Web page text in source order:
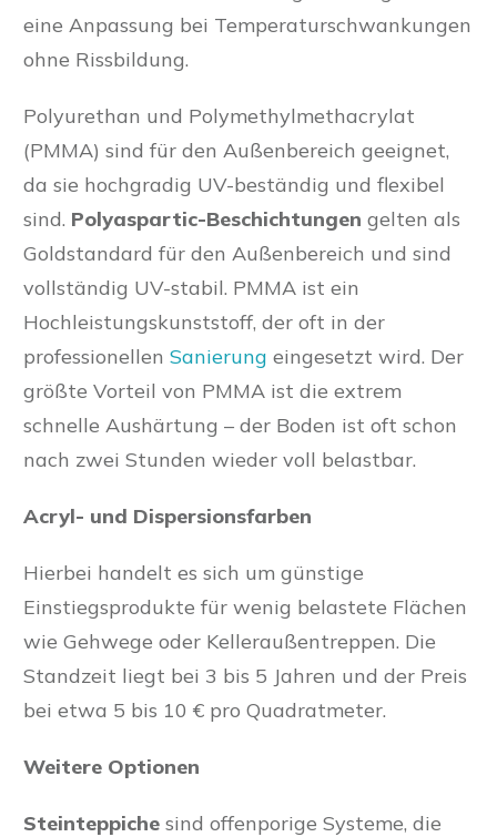
eine Anpassung bei Temperaturschwankungen
ohne Rissbildung.
Polyurethan und Polymethylmethacrylat
(PMMA) sind für den Außenbereich geeignet,
da sie hochgradig UV-beständig und flexibel
sind. Polyaspartic-Beschichtungen gelten als
Goldstandard für den Außenbereich und sind
vollständig UV-stabil. PMMA ist ein
Hochleistungskunststoff, der oft in der
professionellen Sanierung eingesetzt wird. Der
größte Vorteil von PMMA ist die extrem
schnelle Aushärtung – der Boden ist oft schon
nach zwei Stunden wieder voll belastbar.
Acryl- und Dispersionsfarben
Hierbei handelt es sich um günstige
Einstiegsprodukte für wenig belastete Flächen
wie Gehwege oder Kelleraußentreppen. Die
Standzeit liegt bei 3 bis 5 Jahren und der Preis
bei etwa 5 bis 10 € pro Quadratmeter.
Weitere Optionen
Steinteppiche sind offenporige Systeme, die